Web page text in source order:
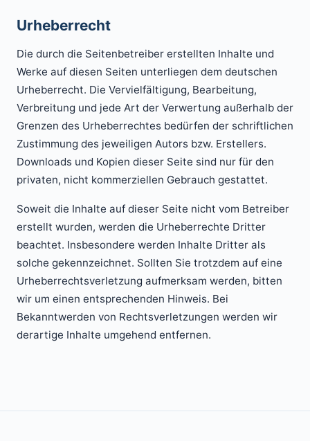
Urheberrecht
Die durch die Seitenbetreiber erstellten Inhalte und
Werke auf diesen Seiten unterliegen dem deutschen
Urheberrecht. Die Vervielfältigung, Bearbeitung,
Verbreitung und jede Art der Verwertung außerhalb der
Grenzen des Urheberrechtes bedürfen der schriftlichen
Zustimmung des jeweiligen Autors bzw. Erstellers.
Downloads und Kopien dieser Seite sind nur für den
privaten, nicht kommerziellen Gebrauch gestattet.
Soweit die Inhalte auf dieser Seite nicht vom Betreiber
erstellt wurden, werden die Urheberrechte Dritter
beachtet. Insbesondere werden Inhalte Dritter als
solche gekennzeichnet. Sollten Sie trotzdem auf eine
Urheberrechtsverletzung aufmerksam werden, bitten
wir um einen entsprechenden Hinweis. Bei
Bekanntwerden von Rechtsverletzungen werden wir
derartige Inhalte umgehend entfernen.